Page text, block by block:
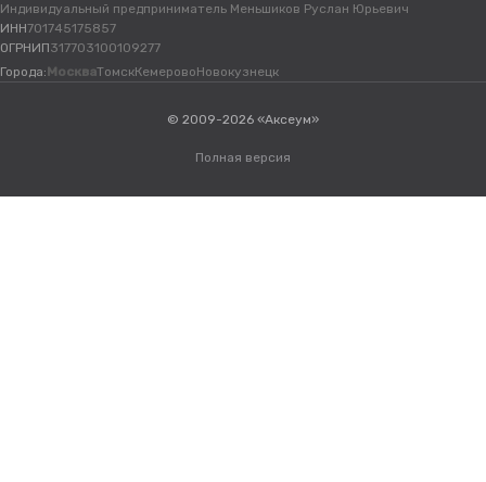
Индивидуальный предприниматель Меньшиков Руслан Юрьевич
ИНН701745175857
ОГРНИП317703100109277
Города: МоскваТомскКемеровоНовокузнецк
© 2009-2026 «Аксеум»
Полная версия